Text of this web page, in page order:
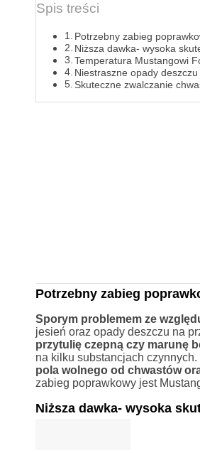
Spis treści
Potrzebny zabieg
Niższa dawka- wysoka
Temperatura Mustangowi
Niestraszne opady deszczu
Skuteczne zwalczanie
Potrzebny zabieg
Sporym problemem ze
jesień oraz opady deszczu na
przytulię czepną czy marunę
na kilku substancjach
pola wolnego od chwastów
zabieg poprawkowy jest
Niższa dawka- wysoka